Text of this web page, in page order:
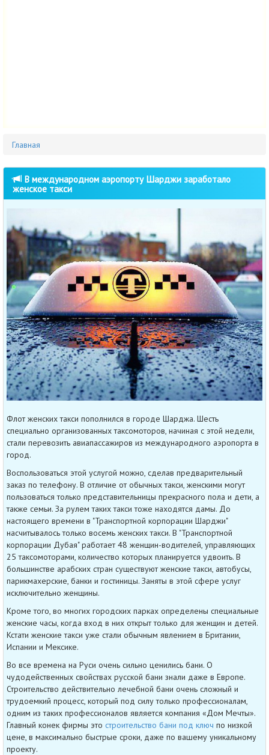
Главная
В международном аэропорту Шарджи заработало
женское такси
Флот женских такси пополнился в городе Шарджа. Шесть
специально организованных таксомоторов, начиная с этой недели,
стали перевозить авиапассажиров из международного аэропорта в
город.
Воспользоваться этой услугой можно, сделав предварительный
заказ по телефону. В отличие от обычных такси, женскими могут
пользоваться только представительницы прекрасного пола и дети, а
также семьи. За рулем таких такси тоже находятся дамы. До
настоящего времени в "Транспортной корпорации Шарджи"
насчитывалось только восемь женских такси. В "Транспортной
корпорации Дубая" работает 48 женщин-водителей, управляющих
25 таксомоторами, количество которых планируется удвоить. В
большинстве арабских стран существуют женские такси, автобусы,
парикмахерские, банки и гостиницы. Заняты в этой сфере услуг
исключительно женщины.
Кроме того, во многих городских парках определены специальные
женские часы, когда вход в них открыт только для женщин и детей.
Кстати женские такси уже стали обычным явлением в Британии,
Испании и Мексике.
Во все времена на Руси очень сильно ценились бани. О
чудодейственных свойствах русской бани знали даже в Европе.
Строительство действительно лечебной бани очень сложный и
трудоемкий процесс, который под силу только профессионалам,
одним из таких профессионалов является компания «Дом Мечты».
Главный конек фирмы это строительство бани под ключ по низкой
цене, в максимально быстрые сроки, даже по вашему уникальному
проекту.